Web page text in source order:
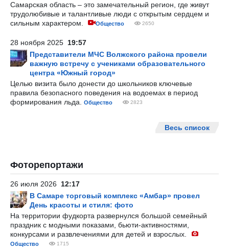
Самарская область – это замечательный регион, где живут
трудолюбивые и талантливые люди с открытым сердцем и
сильным характером.
Общество 2650
28 ноября 2025 19:57
Представители МЧС Волжского района провели
важную встречу с учениками образовательного
центра «Южный город»
Целью визита было донести до школьников ключевые
правила безопасного поведения на водоемах в период
формирования льда.
Общество 2823
Весь список
Фоторепортажи
26 июля 2026 12:17
В Самаре торговый комплекс «Амбар» провел
День красоты и стиля: фото
На территории фудкорта развернулся большой семейный
праздник с модными показами, бьюти-активностями,
конкурсами и развлечениями для детей и взрослых.
Общество 1715